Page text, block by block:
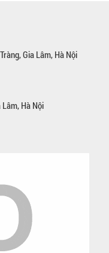
Gia Lâm, Hà Nội
Lâm, Hà Nội